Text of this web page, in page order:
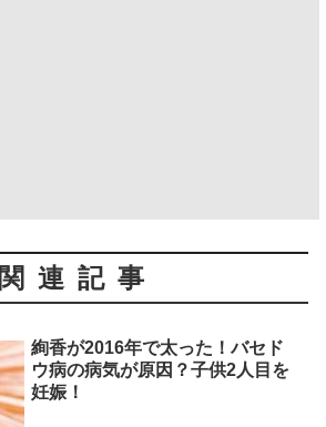
関連記事
絢香が2016年で太った！バセド
ウ病の病気が原因？子供2人目を
妊娠！